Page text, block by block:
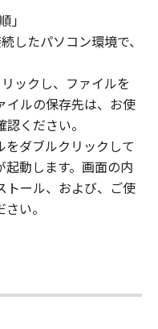
せてはなりませ
る場合を除き、
ア」に関する知
もお客様に付与す
その複製物に係る
容によりキヤノ
ンサーに帰属し
CD-ROM等の記
されている場合、
」
したパソコン環境で、
ックし、ファイルを
イルの保存先は、お使
ください。
ダブルクリックして
動します。画面の内
トール、および、ご使
い。